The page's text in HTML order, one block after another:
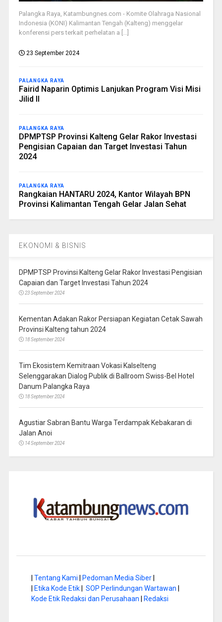
Palangka Raya, Katambungnes.com - Komite Olahraga Nasional
Indonesia (KONI) Kalimantan Tengah (Kalteng) menggelar
konferensi pers terkait perhelatan a [...]
23 September 2024
PALANGKA RAYA
Fairid Naparin Optimis Lanjukan Program Visi Misi
Jilid II
PALANGKA RAYA
DPMPTSP Provinsi Kalteng Gelar Rakor Investasi
Pengisian Capaian dan Target Investasi Tahun
2024
PALANGKA RAYA
Rangkaian HANTARU 2024, Kantor Wilayah BPN
Provinsi Kalimantan Tengah Gelar Jalan Sehat
EKONOMI & BISNIS
DPMPTSP Provinsi Kalteng Gelar Rakor Investasi Pengisian
Capaian dan Target Investasi Tahun 2024
23 September 2024
Kementan Adakan Rakor Persiapan Kegiatan Cetak Sawah
Provinsi Kalteng tahun 2024
18 September 2024
Tim Ekosistem Kemitraan Vokasi Kalselteng
Selenggarakan Dialog Publik di Ballroom Swiss-Bel Hotel
Danum Palangka Raya
18 September 2024
Agustiar Sabran Bantu Warga Terdampak Kebakaran di
Jalan Anoi
14 September 2024
Tentang Kami Pedoman Media Siber|
Etika Kode Etik| SOP Perlindungan Wartawan
Kode Etik Redaksi dan Perusahaan
Redaksi